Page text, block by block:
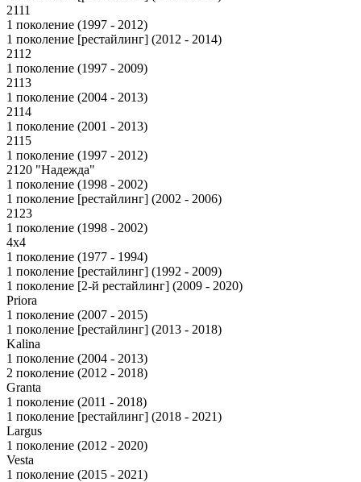
2111
1 поколение (1997 - 2012)
1 поколение [рестайлинг] (2012 - 2014)
2112
1 поколение (1997 - 2009)
2113
1 поколение (2004 - 2013)
2114
1 поколение (2001 - 2013)
2115
1 поколение (1997 - 2012)
2120 "Надежда"
1 поколение (1998 - 2002)
1 поколение [рестайлинг] (2002 - 2006)
2123
1 поколение (1998 - 2002)
4x4
1 поколение (1977 - 1994)
1 поколение [рестайлинг] (1992 - 2009)
1 поколение [2-й рестайлинг] (2009 - 2020)
Priora
1 поколение (2007 - 2015)
1 поколение [рестайлинг] (2013 - 2018)
Kalina
1 поколение (2004 - 2013)
2 поколение (2012 - 2018)
Granta
1 поколение (2011 - 2018)
1 поколение [рестайлинг] (2018 - 2021)
Largus
1 поколение (2012 - 2020)
Vesta
1 поколение (2015 - 2021)